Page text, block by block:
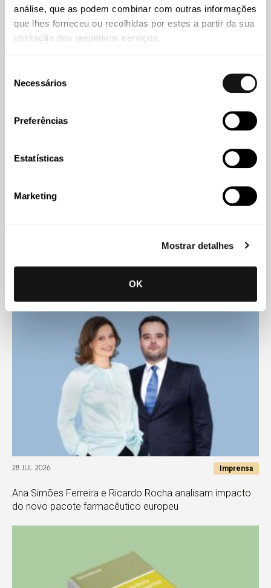
análise, que as podem combinar com outras informações
que lhes forneceu ou recolhidas por estes a partir da sua
utilização dos respetivos serviços.
Necessários
Preferências
Estatísticas
Marketing
Mostrar detalhes
OK
30 JUL 2026 Imprensa
Cláudia Ribeiro da Silva destaca transparência salarial
como fator de diferenciação dos empregadores
28 JUL 2026 Imprensa
Ana Simões Ferreira e Ricardo Rocha analisam impacto
do novo pacote farmacêutico europeu